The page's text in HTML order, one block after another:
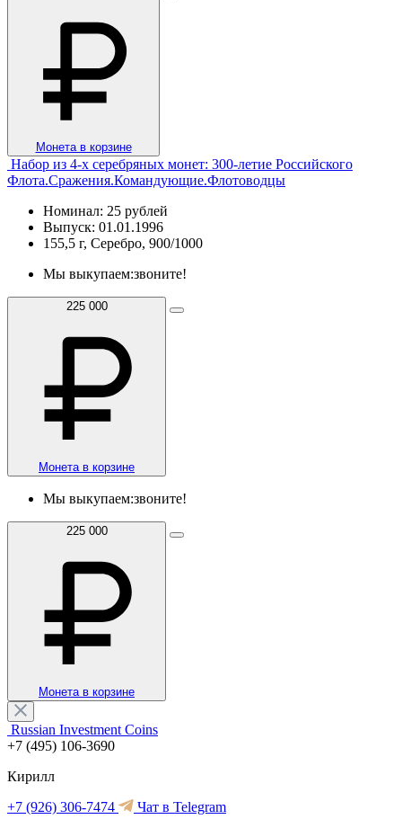
Монета в корзине
Набор из 4-х серебряных монет: 300-летие Российского
Флота.Сражения.Командующие.Флотоводцы
Номинал: 25 рублей
Выпуск: 01.01.1996
155,5 г, Серебро, 900/1000
Мы выкупаем:звоните!
225 000
Монета в корзине
Мы выкупаем:звоните!
225 000
Монета в корзине
Russian Investment Coins
+7 (495) 106-3690
Кирилл
+7 (926) 306-7474
Чат в Telegram